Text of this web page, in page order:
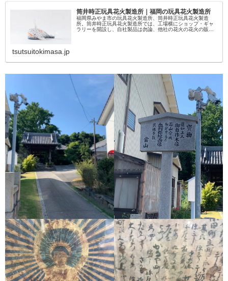
筒井時正玩具花火製造所｜福岡の玩具花火製造所
福岡県みやま市の玩具花火製造所、筒井時正玩具花火製造
所。筒井時正玩具花火製造所では、工場横にショップ・ギャ
ラリーを開設し、自社製品は勿論、他社の花火の花火の販売
tsutsuitokimasa.jp